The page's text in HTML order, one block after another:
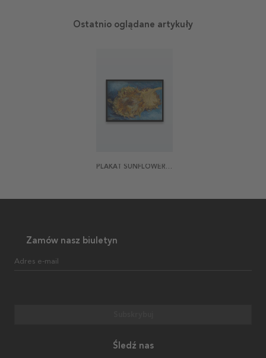
Ostatnio oglądane artykuły
PLAKAT SUNFLOWERS BY VAN GOGH
Zamów nasz biuletyn
Adres e-mail
Śledź nas